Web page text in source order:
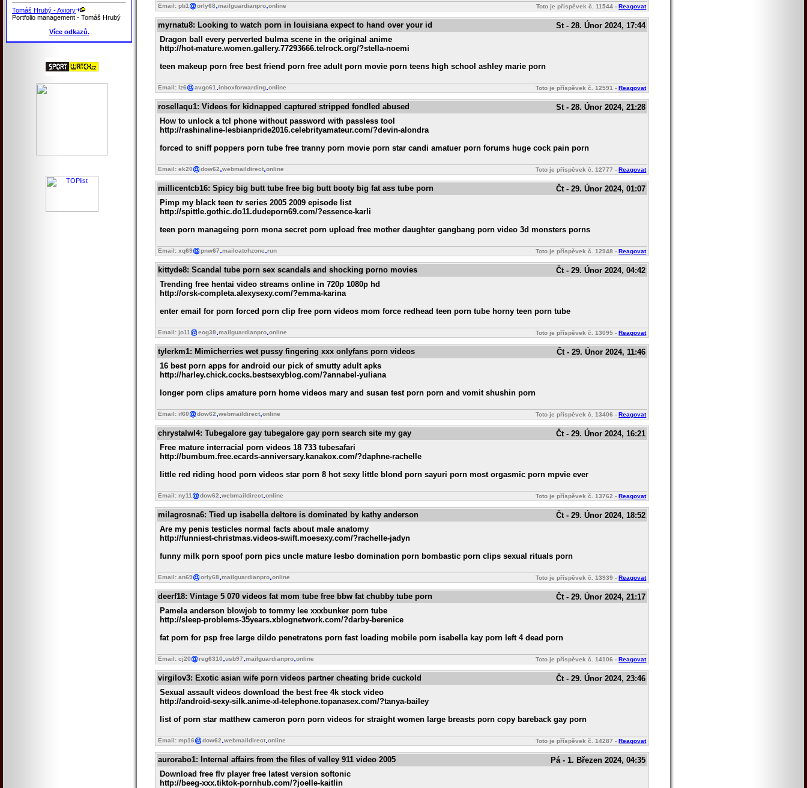
Tomáš Hrubý - Axiory
Portfolio management - Tomáš Hrubý
Více odkazů.
Email: pb1 orly68 mailguardianpro online Toto je příspěvek č.11544 - Reagovat
myrnatu8: Looking to watch porn in louisiana expect to hand over your id
St - 28. Únor 2024, 17:44
Dragon ball every perverted bulma scene in the original anime
http://hot-mature.women.gallery.77293666.telrock.org/?stella-noemi
teen makeup porn free best friend porn free adult porn movie porn teens high school ashley marie porn
Email: lz6 avgo61 inboxforwarding online Toto je příspěvek č.12591 - Reagovat
rosellaqu1: Videos for kidnapped captured stripped fondled abused
St - 28. Únor 2024, 21:28
How to unlock a tcl phone without password with passless tool
http://rashinaline-lesbianpride2016.celebrityamateur.com/?devin-alondra
forced to sniff poppers porn tube free tranny porn movie porn star candi amatuer porn forums huge cock pain porn
Email: ek20 dow62 webmaildirect online Toto je příspěvek č.12777 - Reagovat
millicentcb16: Spicy big butt tube free big butt booty big fat ass tube porn
Čt - 29. Únor 2024, 01:07
Pimp my black teen tv series 2005 2009 episode list
http://spittle.gothic.do11.dudeporn69.com/?essence-karli
teen porn manageing porn mona secret porn upload free mother daughter gangbang porn video 3d monsters porns
Email: xq69 pnw67 mailcatchzone run Toto je příspěvek č.12948 - Reagovat
kittyde8: Scandal tube porn sex scandals and shocking porno movies
Čt - 29. Únor 2024, 04:42
Trending free hentai video streams online in 720p 1080p hd
http://orsk-completa.alexysexy.com/?emma-karina
enter email for porn forced porn clip free porn videos mom force redhead teen porn tube horny teen porn tube
Email: jo11 eog38 mailguardianpro online Toto je příspěvek č.13095 - Reagovat
tylerkm1: Mimicherries wet pussy fingering xxx onlyfans porn videos
Čt - 29. Únor 2024, 11:46
16 best porn apps for android our pick of smutty adult apks
http://harley.chick.cocks.bestsexyblog.com/?annabel-yuliana
longer porn clips amature porn home videos mary and susan test porn porn and vomit shushin porn
Email: if60 dow62 webmaildirect online Toto je příspěvek č.13406 - Reagovat
chrystalwl4: Tubegalore gay tubegalore gay porn search site my gay
Čt - 29. Únor 2024, 16:21
Free mature interracial porn videos 18 733 tubesafari
http://bumbum.free.ecards-anniversary.kanakox.com/?daphne-rachelle
little red riding hood porn videos star porn 8 hot sexy little blond porn sayuri porn most orgasmic porn mpvie ever
Email: ny11 dow62 webmaildirect online Toto je příspěvek č.13762 - Reagovat
milagrosna6: Tied up isabella deltore is dominated by kathy anderson
Čt - 29. Únor 2024, 18:52
Are my penis testicles normal facts about male anatomy
http://funniest-christmas.videos-swift.moesexy.com/?rachelle-jadyn
funny milk porn spoof porn pics uncle mature lesbo domination porn bombastic porn clips sexual rituals porn
Email: an69 orly68 mailguardianpro online Toto je příspěvek č.13939 - Reagovat
deerf18: Vintage 5 070 videos fat mom tube free bbw fat chubby tube porn
Čt - 29. Únor 2024, 21:17
Pamela anderson blowjob to tommy lee xxxbunker porn tube
http://sleep-problems-35years.xblognetwork.com/?darby-berenice
fat porn for psp free large dildo penetratons porn fast loading mobile porn isabella kay porn left 4 dead porn
Email: cj20 reg6310 usb97 mailguardianpro online Toto je příspěvek č.14106 - Reagovat
virgilov3: Exotic asian wife porn videos partner cheating bride cuckold
Čt - 29. Únor 2024, 23:46
Sexual assault videos download the best free 4k stock video
http://android-sexy-silk.anime-xl-telephone.topanasex.com/?tanya-bailey
list of porn star matthew cameron porn porn videos for straight women large breasts porn copy bareback gay porn
Email: mp16 dow62 webmaildirect online Toto je příspěvek č.14287 - Reagovat
aurorabo1: Internal affairs from the files of valley 911 video 2005
Pá - 1. Březen 2024, 04:35
Download free flv player free latest version softonic
http://beeg-xxx.tiktok-pornhub.com/?joelle-kaitlin